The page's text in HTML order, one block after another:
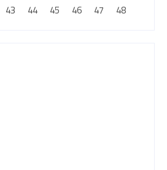
43 44 45 46 47 48